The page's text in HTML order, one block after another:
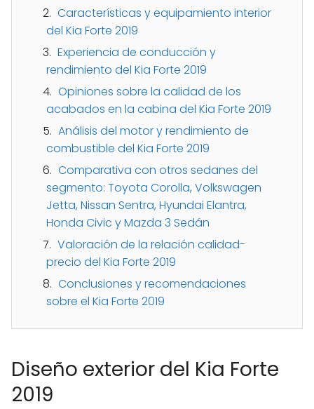
Características y equipamiento interior
del Kia Forte 2019
Experiencia de conducción y
rendimiento del Kia Forte 2019
Opiniones sobre la calidad de los
acabados en la cabina del Kia Forte 2019
Análisis del motor y rendimiento de
combustible del Kia Forte 2019
Comparativa con otros sedanes del
segmento: Toyota Corolla, Volkswagen
Jetta, Nissan Sentra, Hyundai Elantra,
Honda Civic y Mazda 3 Sedán
Valoración de la relación calidad-
precio del Kia Forte 2019
Conclusiones y recomendaciones
sobre el Kia Forte 2019
Diseño exterior del Kia Forte
2019